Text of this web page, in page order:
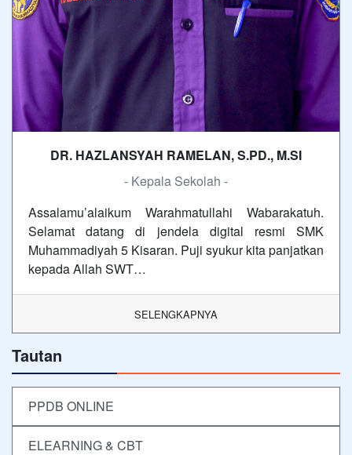
DR. HAZLANSYAH RAMELAN, S.PD., M.SI
- Kepala Sekolah -
Assalamu’alaikum Warahmatullahi Wabarakatuh.
Selamat datang di jendela digital resmi SMK
Muhammadiyah 5 Kisaran. Puji syukur kita panjatkan
kepada Allah SWT…
SELENGKAPNYA
Tautan
PPDB ONLINE
ELEARNING & CBT